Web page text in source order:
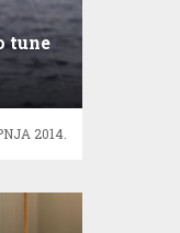
tune
2014.